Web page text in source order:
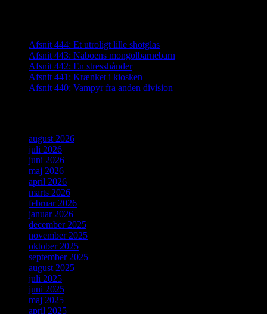
Afsnit 444: Et utroligt lille shotglas
Afsnit 443: Naboens mongolbarnebarn
Afsnit 442: En stresshånder
Afsnit 441: Krænket i kiosken
Afsnit 440: Vampyr fra anden division
august 2026
juli 2026
juni 2026
maj 2026
april 2026
marts 2026
februar 2026
januar 2026
december 2025
november 2025
oktober 2025
september 2025
august 2025
juli 2025
juni 2025
maj 2025
april 2025